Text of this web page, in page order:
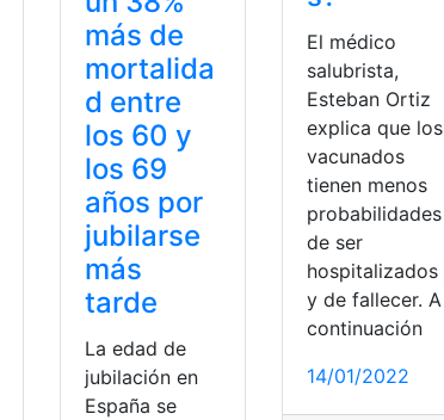
más de
mortalida
d entre
los 60 y
los 69
años por
jubilarse
más
tarde
La edad de
jubilación en
España se
El médico
salubrista,
Esteban Ortiz
explica que los
vacunados
tienen menos
probabilidades
de ser
hospitalizados
y de fallecer. A
continuación
14/01/2022